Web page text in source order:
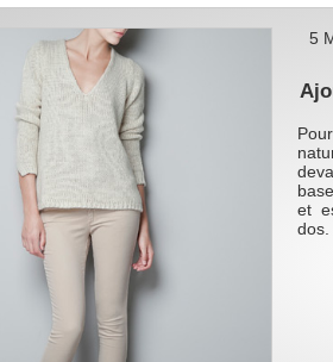
5
et
dos.